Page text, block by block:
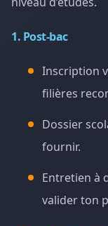
1. Post-bac
Inscription
filières
Dossier
fournir.
Entretien à
valider ton